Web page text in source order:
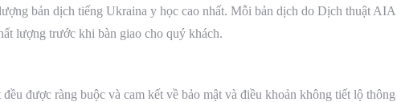
bản dịch tiếng Ukraina y học cao nhất. Mỗi bản dịch do Dịch thuật AIA
lượng trước khi bàn giao cho quý khách.
được ràng buộc và cam kết về bảo mật và điều khoản không tiết lộ thông